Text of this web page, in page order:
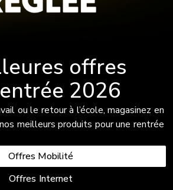
offres
2026
ou le retour à l’école, magasinez en
meilleurs produits pour une rentrée
Offres Mobilité
Offres Internet